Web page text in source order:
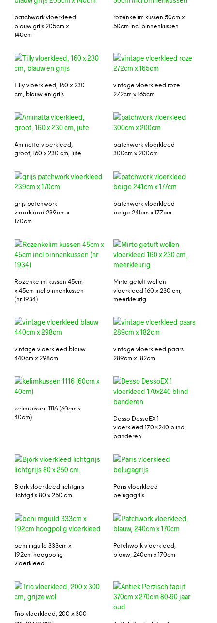
patchwork vloerkleed
blauw grijs 205cm x
140cm
rozenkelim kussen 50cm x
50cm incl binnenkussen
Tilly vloerkleed, 160 x 230
cm, blauw en grijs
vintage vloerkleed roze
272cm x 165cm
Aminatta vloerkleed,
groot, 160 x 230 cm, jute
patchwork vloerkleed
300cm x 200cm
grijs patchwork
vloerkleed 239cm x
170cm
patchwork vloerkleed
beige 241cm x 177cm
Rozenkelim kussen 45cm
x 45cm incl binnenkussen
(nr 1934)
Mirto getuft wollen
vloerkleed 160 x 230 cm,
meerkleurig
vintage vloerkleed blauw
440cm x 298cm
vintage vloerkleed paars
289cm x 182cm
kelimkussen 1116 (60cm x
40cm)
Desso DessoEX 1
vloerkleed 170×240 blind
banderen
Björk vloerkleed lichtgrijs
lichtgrijs 80 x 250 cm.
Paris vloerkleed
belugagrijs
beni mguild 333cm x
192cm hoogpolig
vloerkleed
Patchwork vloerkleed,
blauw, 240cm x 170cm
Trio vloerkleed, 200 x 300